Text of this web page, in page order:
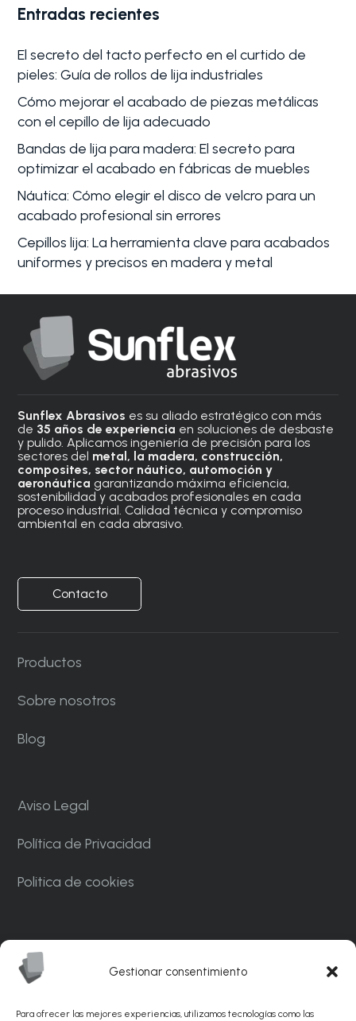
Gestionar consentimiento
Para ofrecer las mejores experiencias, utilizamos tecnologías como las
Entradas recientes
El secreto del tacto perfecto en el curtido de
pieles: Guía de rollos de lija industriales
Cómo mejorar el acabado de piezas metálicas
con el cepillo de lija adecuado
Bandas de lija para madera: El secreto para
optimizar el acabado en fábricas de muebles
Náutica: Cómo elegir el disco de velcro para un
acabado profesional sin errores
Cepillos lija: La herramienta clave para acabados
uniformes y precisos en madera y metal
Sunflex Abrasivos es su aliado estratégico con más
de 35 años de experiencia en soluciones de desbaste
y pulido. Aplicamos ingeniería de precisión para los
sectores del metal, la madera, construcción,
composites, sector náutico, automoción y
aeronáutica garantizando máxima eficiencia,
sostenibilidad y acabados profesionales en cada
proceso industrial. Calidad técnica y compromiso
ambiental en cada abrasivo.
Contacto
Productos
Sobre nosotros
Blog
Aviso Legal
Política de Privacidad
Politica de cookies
Industrial CAN MASCARO La Palma de